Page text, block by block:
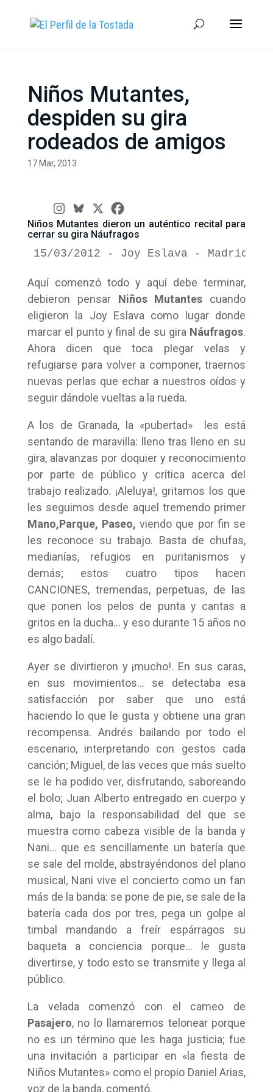
Niños Mutantes,
despiden su gira
rodeados de amigos
17 Mar, 2013
Niños Mutantes dieron un auténtico recital para
cerrar su gira Náufragos
15/03/2012 - Joy Eslava - Madrid
Aquí comenzó todo y aquí debe terminar,
debieron pensar Niños Mutantes cuando
eligieron la Joy Eslava como lugar donde
marcar el punto y final de su gira Náufragos.
Ahora dicen que toca plegar velas y
refugiarse para volver a componer, traernos
nuevas perlas que echar a nuestros oídos y
seguir dándole vueltas a la rueda.
A los de Granada, la «pubertad» les está
sentando de maravilla: lleno tras lleno en su
gira, alavanzas por doquier y reconocimiento
por parte de público y crítica acerca del
trabajo realizado. ¡Aleluya!, gritamos los que
les seguimos desde aquel tremendo primer
Mano,Parque, Paseo, viendo que por fin se
les reconoce su trabajo. Basta de chufas,
medianías, refugios en puritanismos y
demás; estos cuatro tipos hacen
CANCIONES, tremendas, perpetuas, de las
que ponen los pelos de punta y cantas a
gritos en la ducha… y eso durante 15 años no
es algo badalí.
Ayer se divirtieron y ¡mucho!. En sus caras,
en sus movimientos… se detectaba esa
satisfacción por saber que uno está
haciendo lo que le gusta y obtiene una gran
recompensa. Andrés bailando por todo el
escenario, interpretando con gestos cada
canción; Miguel, de las veces que más suelto
se le ha podido ver, disfrutando, saboreando
el bolo; Juan Alberto entregado en cuerpo y
alma, bajo la responsabilidad del que se
muestra como cabeza visible de la banda y
Nani… que es sencillamente un batería que
se sale del molde, abstrayéndonos del plano
musical, Nani vive el concierto como un fan
más de la banda: se pone de pie, se sale de la
batería cada dos por tres, pega un golpe al
timbal mandando a freír espárragos su
baqueta a conciencia porque… le gusta
divertirse, y todo esto se transmite y llega al
público.
La velada comenzó con el cameo de
Pasajero, no lo llamaremos telonear porque
no es un término que les haga justicia; fue
una invitación a participar en «la fiesta de
Niños Mutantes» como el propio Daniel Arias,
voz de la banda, comentó.